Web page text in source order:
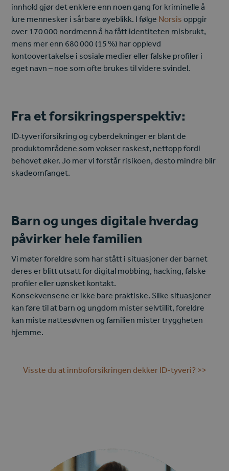
innhold gjør det enklere enn noen gang for kriminelle å
lure mennesker i sårbare øyeblikk. I følge Norsis oppgir
over 170 000 nordmenn å ha fått identiteten misbrukt,
mens mer enn 680 000 (15 %) har opplevd
kontoovertakelse i sosiale medier eller falske profiler i
eget navn – noe som ofte brukes til videre svindel.
Fra et forsikringsperspektiv:
ID‑tyveriforsikring og cyberdekninger er blant de
produktområdene som vokser raskest, nettopp fordi
behovet øker. Jo mer vi forstår risikoen, desto mindre blir
skadeomfanget.
Barn og unges digitale hverdag
påvirker hele familien
Vi møter foreldre som har stått i situasjoner der barnet
deres er blitt utsatt for digital mobbing, hacking, falske
profiler eller uønsket kontakt.
Konsekvensene er ikke bare praktiske. Slike situasjoner
kan føre til at barn og ungdom mister selvtillit, foreldre
kan miste nattesøvnen og familien mister tryggheten
hjemme.
Visste du at innboforsikringen dekker ID-tyveri? >>